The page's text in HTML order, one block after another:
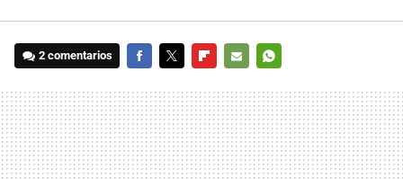
2 comentarios
MAIL